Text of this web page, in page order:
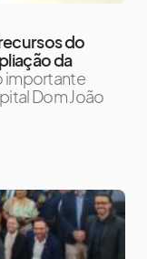
do
da
importante
Dom João